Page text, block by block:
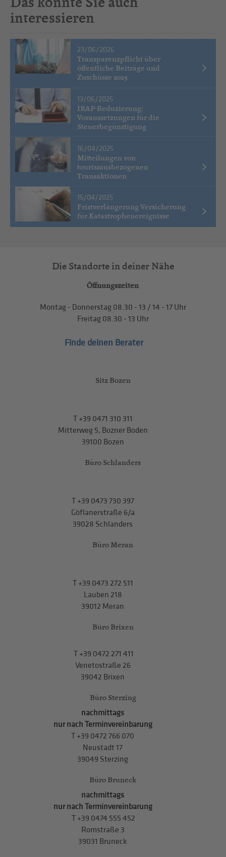
interessieren
23/06/2026
Transparenzpflicht über
öffentliche Beiträge und
Zuschüsse 2025
13/06/2025
IRAP-Reduzierung:
Voraussetzungen für die
Steuerbegünstigung
16/04/2025
Mitteilungen von
tourismusbezogenen
Transaktionen
15/04/2025
Fristverlängerung Versicherung
für Katastrophenereignisse
Die Standorte in deiner Nähe
Öffnungszeiten
Montag - Donnerstag 08.30 - 13 / 14 - 17 Uhr
Freitag 08.30 - 13 Uhr
Finde deinen Berater
Sitz Bozen
T+39 0471 310 311
Mitterweg 5, Bozner Boden
39100 Bozen
Büro Schlanders
T+39 0473 730 397
Göflanerstraße 6/a
39028 Schlanders
Büro Meran
T+39 0473 272 511
Lauben 218
39012 Meran
Büro Brixen
T+39 0472 271 411
Venetostraße 26
39042 Brixen
Büro Sterzing
nachmittags
nur nach Terminvereinbarung
T +39 0472 766 070
Neustadt 17
39049 Sterzing
Büro Bruneck
nachmittags
nur nach Terminvereinbarung
T +39 0474 555 452
Romstraße 3
39031 Bruneck